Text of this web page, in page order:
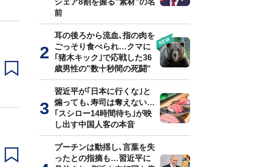
シェア8割を握る"素材"の名
前
耳の後ろから流血､指の肉を
ごっそり食べられ…クマに
｢猪木キック｣で応戦した36
歳男性の"数十秒間の死闘"
習近平が｢日本に行くな｣と
煽っても､寿司は奪えない…
｢スシロー14時間待ち｣が映
し出す中国人客の本音
プーチンは動揺し､言葉を失
ったとの指摘も…習近平に